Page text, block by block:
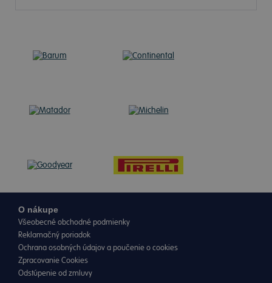
O nákupe
Všeobecné obchodné podmienky
Reklamačný poriadok
Ochrana osobných údajov a poučenie o cookies
Zpracovanie Cookies
Odstúpenie od zmluvy